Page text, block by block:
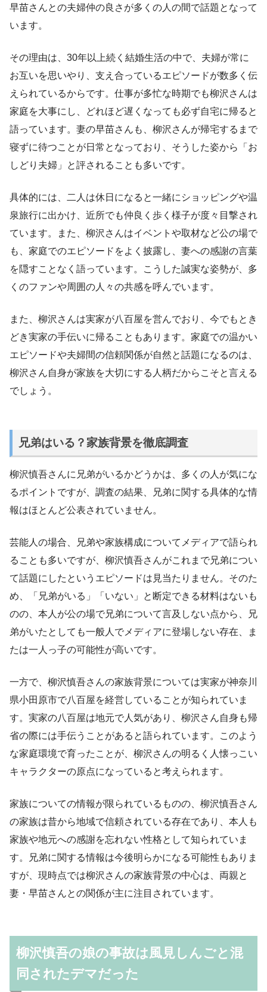
早苗さんとの夫婦仲の良さが多くの人の間で話題となって
います。
その理由は、30年以上続く結婚生活の中で、夫婦が常に
お互いを思いやり、支え合っているエピソードが数多く伝
えられているからです。仕事が多忙な時期でも柳沢さんは
家庭を大事にし、どれほど遅くなっても必ず自宅に帰ると
語っています。妻の早苗さんも、柳沢さんが帰宅するまで
寝ずに待つことが日常となっており、そうした姿から「お
しどり夫婦」と評されることも多いです。
具体的には、二人は休日になると一緒にショッピングや温
泉旅行に出かけ、近所でも仲良く歩く様子が度々目撃され
ています。また、柳沢さんはイベントや取材など公の場で
も、家庭でのエピソードをよく披露し、妻への感謝の言葉
を隠すことなく語っています。こうした誠実な姿勢が、多
くのファンや周囲の人々の共感を呼んでいます。
また、柳沢さんは実家が八百屋を営んでおり、今でもとき
どき実家の手伝いに帰ることもあります。家庭での温かい
エピソードや夫婦間の信頼関係が自然と話題になるのは、
柳沢さん自身が家族を大切にする人柄だからこそと言える
でしょう。
兄弟はいる？家族背景を徹底調査
柳沢慎吾さんに兄弟がいるかどうかは、多くの人が気にな
るポイントですが、調査の結果、兄弟に関する具体的な情
報はほとんど公表されていません。
芸能人の場合、兄弟や家族構成についてメディアで語られ
ることも多いですが、柳沢慎吾さんがこれまで兄弟につい
て話題にしたというエピソードは見当たりません。そのた
め、「兄弟がいる」「いない」と断定できる材料はないも
のの、本人が公の場で兄弟について言及しない点から、兄
弟がいたとしても一般人でメディアに登場しない存在、ま
たは一人っ子の可能性が高いです。
一方で、柳沢慎吾さんの家族背景については実家が神奈川
県小田原市で八百屋を経営していることが知られていま
す。実家の八百屋は地元で人気があり、柳沢さん自身も帰
省の際には手伝うことがあると語られています。このよう
な家庭環境で育ったことが、柳沢さんの明るく人懐っこい
キャラクターの原点になっていると考えられます。
家族についての情報が限られているものの、柳沢慎吾さん
の家族は昔から地域で信頼されている存在であり、本人も
家族や地元への感謝を忘れない性格として知られていま
す。兄弟に関する情報は今後明らかになる可能性もありま
すが、現時点では柳沢さんの家族背景の中心は、両親と
妻・早苗さんとの関係が主に注目されています。
柳沢慎吾の娘の事故は風見しんごと混
同されたデマだった